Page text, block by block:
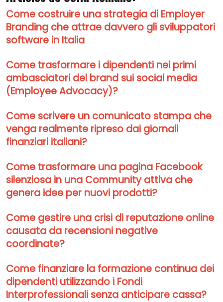
Come costruire una strategia di Employer
Branding che attrae davvero gli sviluppatori
software in Italia
Come trasformare i dipendenti nei primi
ambasciatori del brand sui social media
(Employee Advocacy)?
Come scrivere un comunicato stampa che
venga realmente ripreso dai giornali
finanziari italiani?
Come trasformare una pagina Facebook
silenziosa in una Community attiva che
genera idee per nuovi prodotti?
Come gestire una crisi di reputazione online
causata da recensioni negative
coordinate?
Come finanziare la formazione continua dei
dipendenti utilizzando i Fondi
Interprofessionali senza anticipare cassa?